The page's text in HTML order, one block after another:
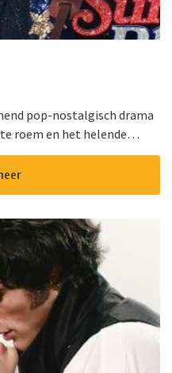
pop-nostalgisch drama
roem en het helende
gloed van “Cracklin&rsq...